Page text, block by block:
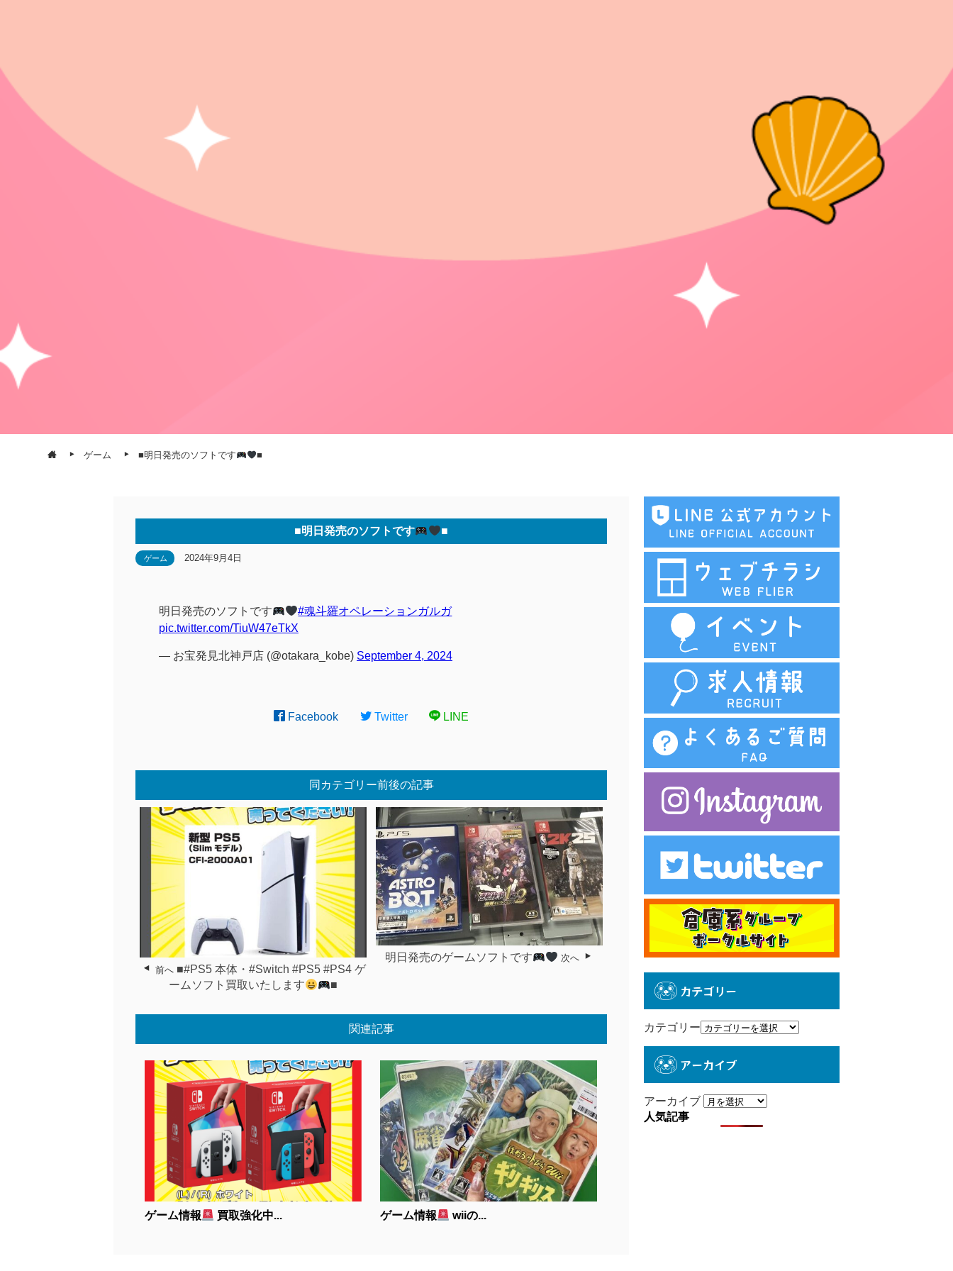
ゲーム ■明日発売のソフトです ■
■明日発売のソフトです ■
ゲーム 2024年9月4日
明日発売のソフトです
#魂斗羅オペレーションガルガ
pic.twitter.com/TiuW47eTkX
— お宝発見北神戸店 (@otakara_kobe) September 4, 2024
Facebook Twitter LINE
同カテゴリー前後の記事
前へ ■#PS5 本体・#Switch #PS5 #PS4 ゲ
ームソフト買取いたします
■
明日発売のゲームソフトです 次へ
関連記事
ゲーム情報 買取強化中... ゲーム情報 wiiの...
カテゴリー
カテゴリー
アーカイブ
アーカイブ
人気記事